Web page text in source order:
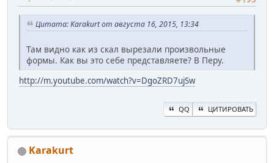
Цитата: Karakurt от августа 16, 2015, 13:34
Там видно как из скал вырезали произвольные
формы. Как вы это себе представляете? В Перу.
http://m.youtube.com/watch?v=DgoZRD7ujSw
QQ ЦИТИРОВАТЬ
Karakurt